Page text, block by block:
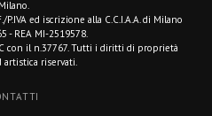
Milano.
P.IVA ed iscrizione alla C.C.I.A.A. di Milano
- REA MI-2519578.
con il n.37767. Tutti i diritti di proprietà
artistica riservati.